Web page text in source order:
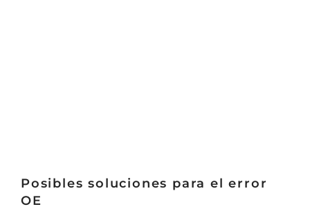
Posibles soluciones para el error
OE